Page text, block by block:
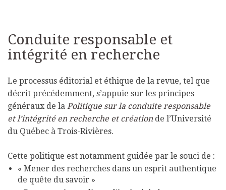
Conduite responsable et
intégrité en recherche
Le processus éditorial et éthique de la revue, tel que
décrit précédemment, s’appuie sur les principes
généraux de la Politique sur la conduite responsable
et l’intégrité en recherche et création de l’Université
du Québec à Trois-Rivières.
Cette politique est notamment guidée par le souci de :
« Mener des recherches dans un esprit authentique
de quête du savoir »